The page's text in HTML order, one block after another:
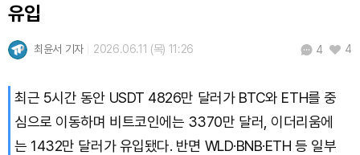
유입
최윤서 기자 2026.06.11 (목) 11:26 4 4
최근 5시간 동안 USDT 4826만 달러가 BTC와 ETH를 중
심으로 이동하며 비트코인에는 3370만 달러, 이더리움에
는 1432만 달러가 유입됐다. 반면 WLD·BNB·ETH 등 일부